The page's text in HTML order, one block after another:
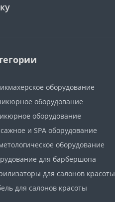
оборудование
оборудование
оборудование
и SPA оборудование
оборудование
для барбершопа
для салонов красоты
для салонов красоты